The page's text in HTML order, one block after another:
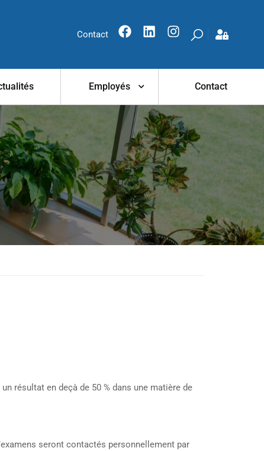
Contact
Employés Contact
résultat en deçà de 50 % dans une matière de
seront contactés personnellement par